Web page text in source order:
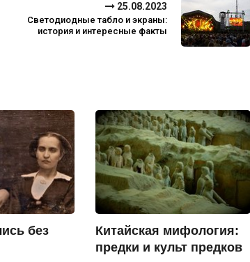
25.08.2023
Светодиодные табло и экраны:
история и интересные факты
без
Китайская мифология:
предки и культ предков